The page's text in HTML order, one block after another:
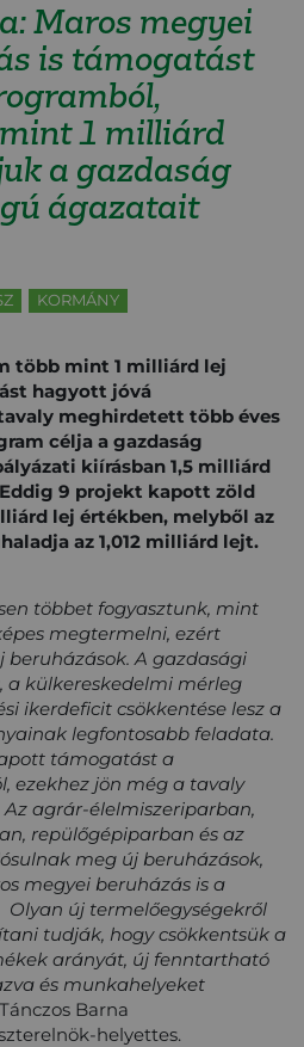
Maros megyei
is támogatást
1 milliárd
a gazdaság
ágazatait
KORMÁNY
több mint 1 milliárd lej
hagyott jóvá
meghirdetett több éves
célja a gazdaság
kiírásban 1,5 milliárd
9 projekt kapott zöld
lej értékben, melyből az
az 1,012 milliárd lejt.
többet fogyasztunk, mint
megtermelni, ezért
A gazdasági
a külkereskedelmi mérleg
ikerdeficit csökkentése lesz a
legfontosabb feladata.
támogatást a
ezekhez jön még a tavaly
agrár-élelmiszeriparban,
repülőgépiparban és az
meg új beruházások,
megyei beruházás is a
új termelőegységekről
tudják, hogy csökkentsük a
arányát, új fenntartható
és munkahelyeket
Barna
helyettes.